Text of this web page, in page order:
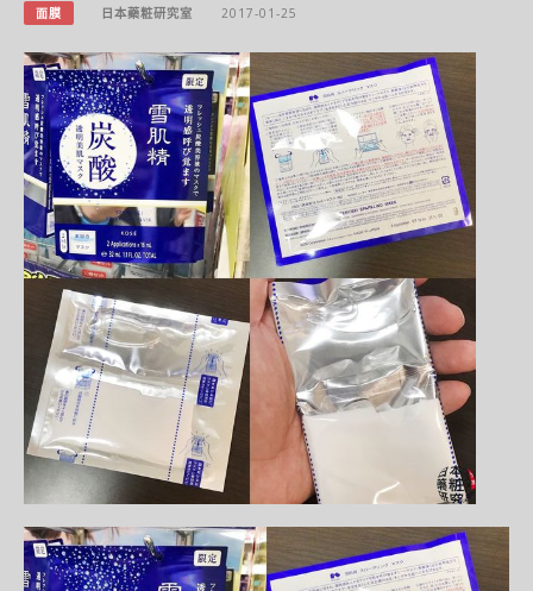
面膜 日本藥粧研究室 2017-01-25